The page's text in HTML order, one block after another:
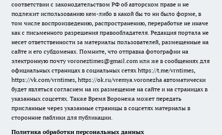
соответствии с законодательством РФ об авторском праве и не
подлежит использованию кем-либо в какой бы то ни было форме, в
том числе воспроизведению, распространению, переработке не иначе
как с письменного разрешения правообладателя. Редакция портала не
несет ответственности за материалы пользователей, размещенные на
сайте и его субдоменах. Помните, что отправка фотографии на
электронную почту voroneztimes@gmail.com или же в сообщениях для
официальных страницах в социальных сетях https://t.me/vrntimes,
https://vk.com/vrntimes, https://ok.ru/vremya.voronezha автоматически
будет являться согласием на их размещение на сайте и на страницах в
указанных соцсетях. Также Время Воронежа может передать
присланные через указанные страницы в соцсетях материалы в
сторонние паблики для публикации.
Политика обработки персональных данных